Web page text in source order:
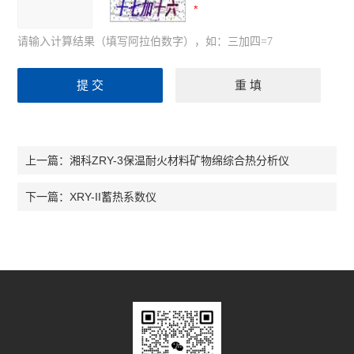
请输入计算结果（填写阿拉伯数字），如：三加四=7
上一篇：湘科ZRY-3保温耐火材料矿物绵综合热分析仪
下一篇：XRY-II蓄热系数仪